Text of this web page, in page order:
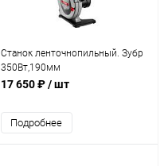
Станок ленточнопильный. Зубр
350Вт,190мм
17 650 ₽/ шт
Подробнее